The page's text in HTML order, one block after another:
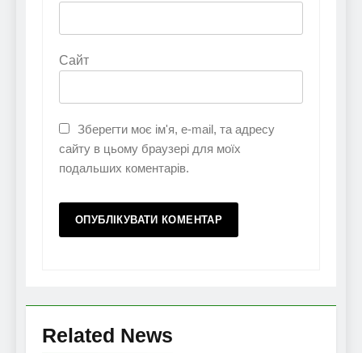
Сайт
Зберегти моє ім'я, e-mail, та адресу
сайту в цьому браузері для моїх
подальших коментарів.
Related News